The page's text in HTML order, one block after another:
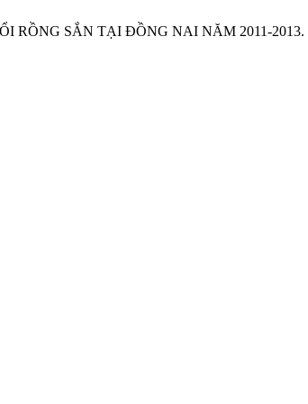
RỒNG SẮN TẠI ĐỒNG NAI NĂM 2011-2013.